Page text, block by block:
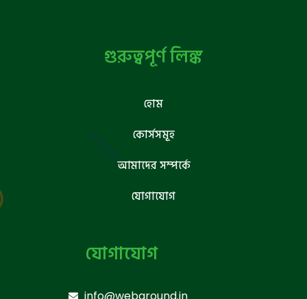
গুরুত্বপূর্ণ লিঙ্ক
হোম
কোর্সসমূহ
আমাদের সম্পর্কে
যোগাযোগ
যোগাযোগ